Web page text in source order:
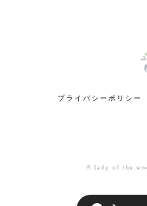
プライバシーポリシー
© lady of the